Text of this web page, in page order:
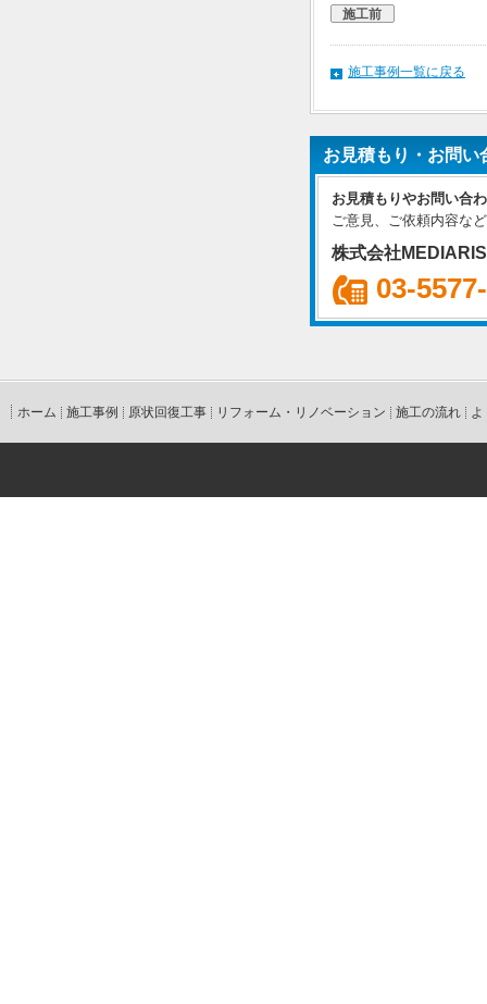
施工前
施工事例一覧に戻る
お見積もり・お問い
お見積もりやお問い合
ご意見、ご依頼内容な
株式会社
03-
ホーム 施工事例 原状回復工事 リフォーム・リノベーション 施工の流れ よ